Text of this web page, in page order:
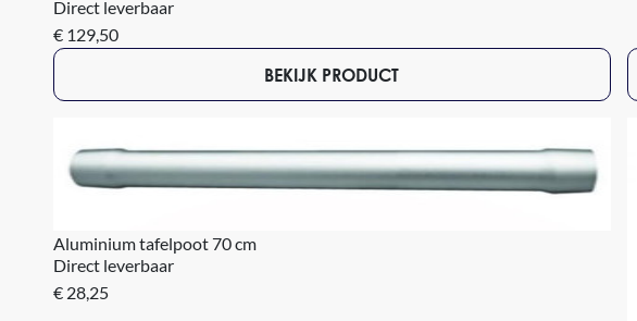
Direct leverbaar
€ 129,50
BEKIJK PRODUCT
Aluminium tafelpoot 70 cm
Direct leverbaar
€ 28,25